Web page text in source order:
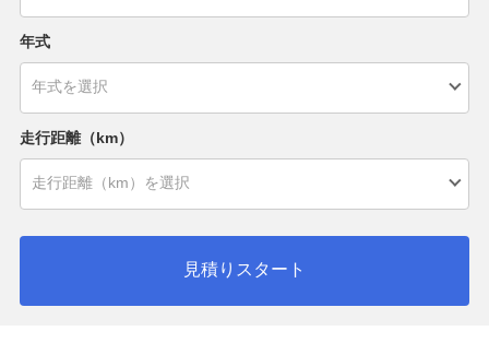
年式
走行距離（km）
見積りスタート